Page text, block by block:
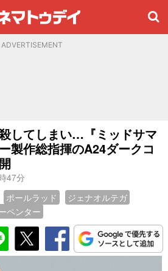
ADVERTISEMENT
してしまい…『ミッドサマ
製作総指揮のA24ダークコ
47分
ポールラッド
ジェナオルテガ
ペンター